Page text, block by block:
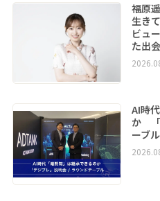
福原
生き
ビュ
た出
AI時
か 「
ーブル